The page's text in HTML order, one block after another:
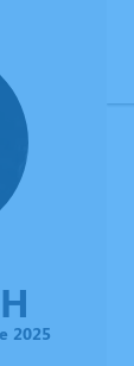
2025